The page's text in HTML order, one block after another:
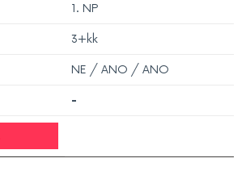
1. NP
3+kk
NE / ANO / ANO
-